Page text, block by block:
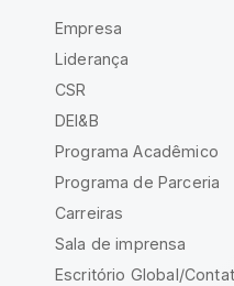
Empresa
Liderança
CSR
DEI&B
Programa Acadêmico
Programa de Parceria
Carreiras
Sala de imprensa
Escritório Global/